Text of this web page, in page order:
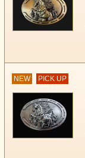
NEW PICK UP